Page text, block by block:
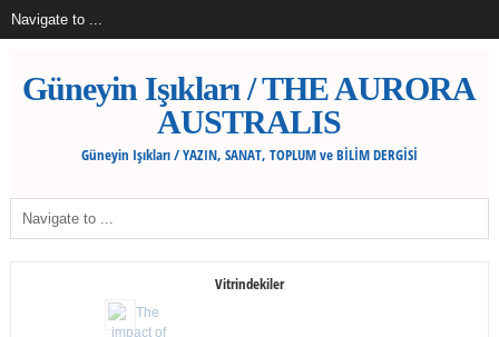
Güneyin Işıkları / THE AURORA
AUSTRALIS
Güneyin Işıkları / YAZIN, SANAT, TOPLUM ve BİLİM DERGİSİ
Vitrindekiler